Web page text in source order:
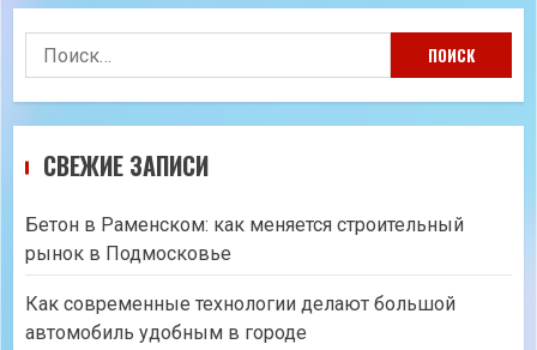
Найти:
СВЕЖИЕ ЗАПИСИ
Бетон в Раменском: как меняется строительный
рынок в Подмосковье
Как современные технологии делают большой
автомобиль удобным в городе